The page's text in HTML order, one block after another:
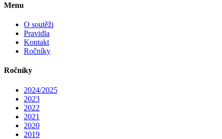
Menu
O soutěži
Pravidla
Kontakt
Ročníky
Ročníky
2024/2025
2023
2022
2021
2020
2019